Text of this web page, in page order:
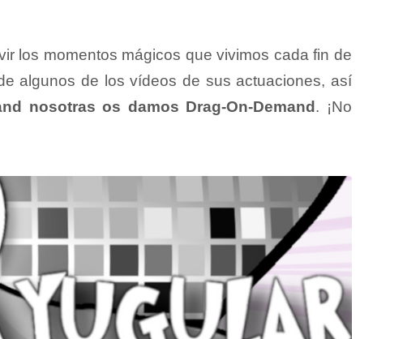
los momentos mágicos que vivimos cada fin de
algunos de los vídeos de sus actuaciones, así
nosotras os damos Drag-On-Demand . ¡No